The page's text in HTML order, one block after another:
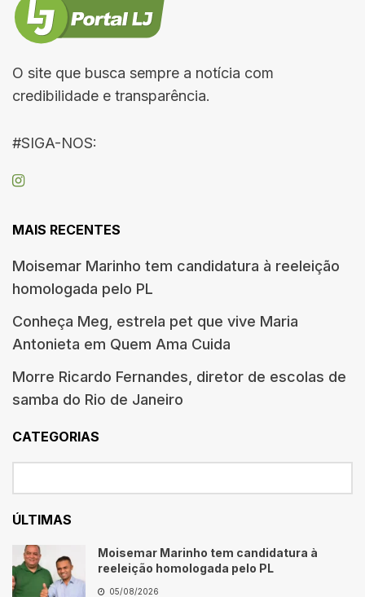
O site que busca sempre a notícia com
credibilidade e transparência.
#SIGA-NOS:
MAIS RECENTES
Moisemar Marinho tem candidatura à reeleição
homologada pelo PL
Conheça Meg, estrela pet que vive Maria
Antonieta em Quem Ama Cuida
Morre Ricardo Fernandes, diretor de escolas de
samba do Rio de Janeiro
CATEGORIAS
ÚLTIMAS
Moisemar Marinho tem candidatura à
reeleição homologada pelo PL
05/08/2026